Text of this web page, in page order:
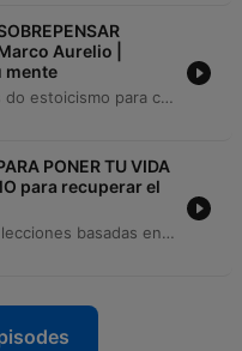
Aurelio |
mente
Este episódio explora diversas lições do estoicismo para combater o hábito de sobrepensar, utilizando ensinamentos de Marco Aurélio, Epicteto e Sêneca. O conteúdo aborda temas como a prática da gratidão, a aceitação da impermanência e o foco no esforço em vez do resultado. A jornada continua com estratégias práticas para lidar com a ansiedade, incluindo a decomposição de problemas em passos concretos, a busca por sabedoria externa e a prática do malestar voluntário. O objetivo é ensinar como transformar o excesso de pensamento em resiliência e ação através do foco no presente.
PONER TU VIDA
para recuperar el
Este episodio presenta una serie de lecciones basadas en el estoicismo para alcanzar la claridad, la serenidad y el dominio personal. A través de estrategias inspiradas en autores como Séneca, Epicteto y Marco Aurelio, se invita al oyente a tomar el control de su mente, gestionar sus hábitos y valorar el uso del tiempo. El contenido explora cómo la simplicidad, la acción consciente y la gestión de la energía permiten construir un carácter resiliente. El objetivo es aprender a simplificar la vida para encontrar la verdadera libertad y proteger la paz mental frente al caos externo.